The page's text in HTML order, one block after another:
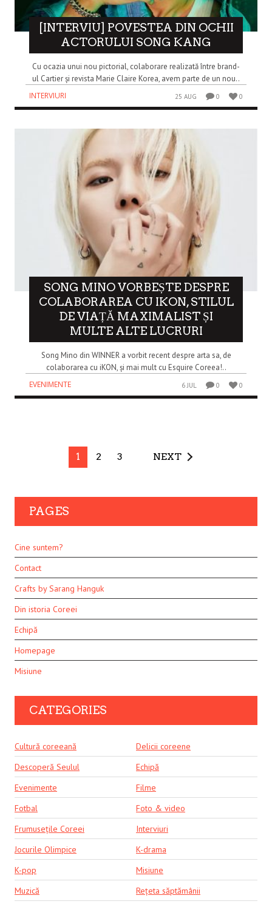
[INTERVIU] POVESTEA DIN OCHII
ACTORULUI SONG KANG
Cu ocazia unui nou pictorial, colaborare realizată între brand-
ul Cartier și revista Marie Claire Korea, avem parte de un nou..
INTERVIURI
25 AUG 0 0
SONG MINO VORBEȘTE DESPRE
COLABORAREA CU IKON, STILUL
DE VIAȚĂ MAXIMALIST ȘI
MULTE ALTE LUCRURI
Song Mino din WINNER a vorbit recent despre arta sa, de
colaborarea cu iKON, și mai mult cu Esquire Coreea!..
EVENIMENTE
6 JUL 0 0
1 2 3 NEXT
PAGES
Cine suntem?
Contact
Crafts by Sarang Hanguk
Din istoria Coreei
Echipă
Homepage
Misiune
CATEGORIES
Cultură coreeană
Delicii coreene
Descoperă Seulul
Echipă
Evenimente
Filme
Fotbal
Foto & video
Frumusețile Coreei
Interviuri
Jocurile Olimpice
K-drama
K-pop
Misiune
Muzică
Rețeta săptămânii